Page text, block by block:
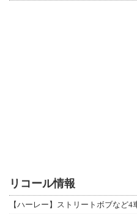
リコール情報
【ハーレー】ストリートボブなど